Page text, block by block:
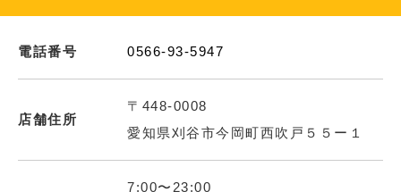
電話番号 0566-93-5947
店舗住所
〒448-0008
愛知県刈谷市今岡町西吹戸５５ー１
7:00〜23:00